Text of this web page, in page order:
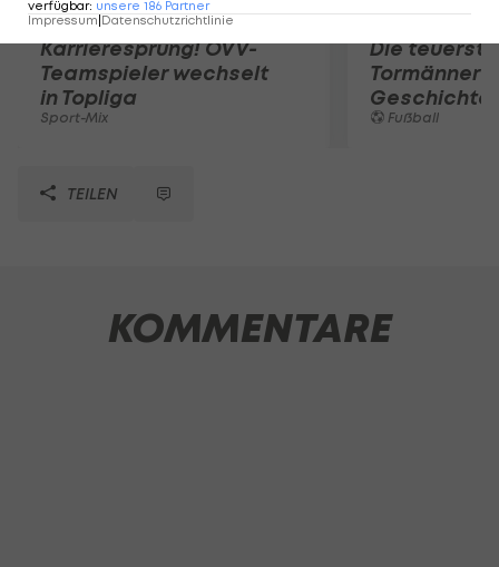
Karrieresprung! ÖVV-
Teamspieler wechselt
in Topliga
Sport-Mix
Die
Tormänner
Geschichte
Fußball
TEILEN
KOMMENTARE
verfügbar: unsere 186 Partner
Impressum Datenschutzrichtlinie